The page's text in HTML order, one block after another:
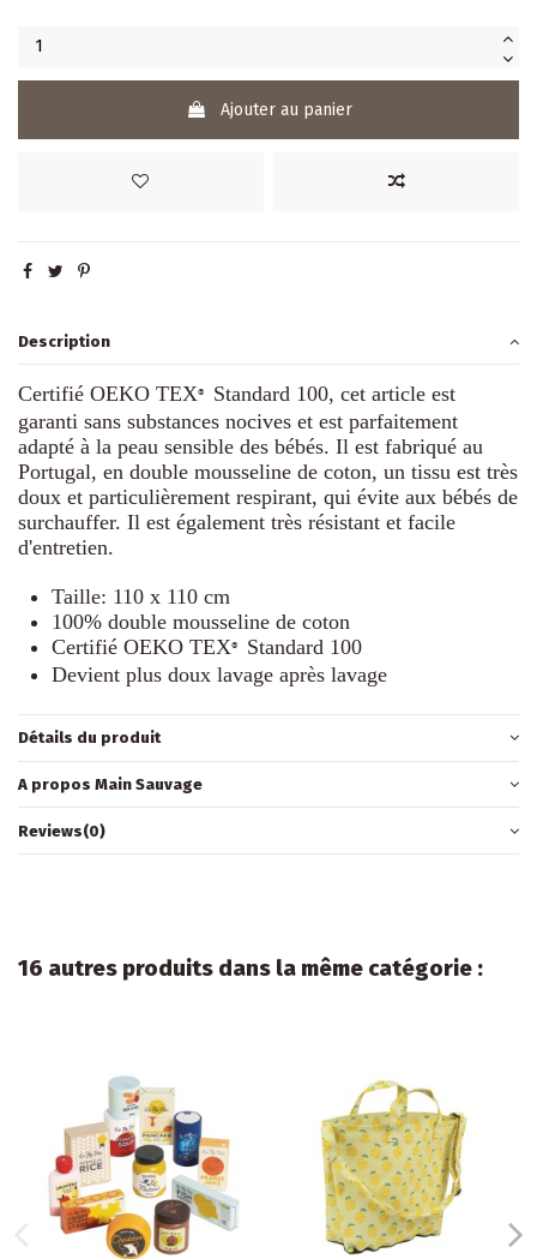
Ajouter au panier
Description
Certifié OEKO TEX® Standard 100, cet article est
garanti sans substances nocives et est parfaitement
adapté à la peau sensible des bébés. Il est fabriqué au
Portugal, en double mousseline de coton, un tissu est très
doux et particulièrement respirant, qui évite aux bébés de
surchauffer. Il est également très résistant et facile
d'entretien.
Taille: 110 x 110 cm
100% double mousseline de coton
Certifié OEKO TEX® Standard 100
Devient plus doux lavage après lavage
Détails du produit
A propos Main Sauvage
Reviews(0)
16 autres produits dans la même catégorie :